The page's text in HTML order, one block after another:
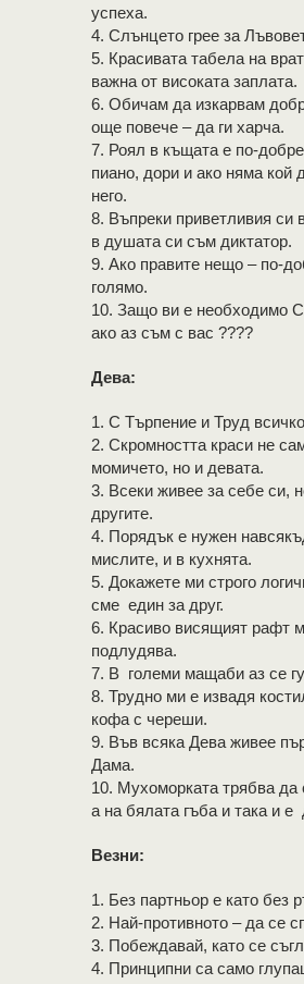
успеха.
4. Слънцето грее за
5. Красивата табела на
важна от високата заплата.
6. Обичам да изкарвам
още повече – да ги харча.
7. Роял в къщата е по-
пиано, дори и ако няма кой
него.
8. Въпреки приветливия си
в душата си съм диктатор.
9. Ако правите нещо – по-
голямо.
10. Защо ви е необходимо
ако аз съм с вас ????
Дева:
1. С Търпение и Труд
2. Скромността краси не
момичето, но и девата.
3. Всеки живее за себе си,
другите.
4. Порядък е нужен
мислите, и в кухнята.
5. Докажете ми строго
сме един за друг.
6. Красиво висящият рафт
подлудява.
7. В големи мащаби аз се
8. Трудно ми е извадя
кофа с череши.
9. Във всяка Дева живее
Дама.
10. Мухоморката трябва да
а на бялата гъба и така и е
Везни:
1. Без партньор е като без
2. Най-противното – да се
3. Побеждавай, като се
4. Принципни са само